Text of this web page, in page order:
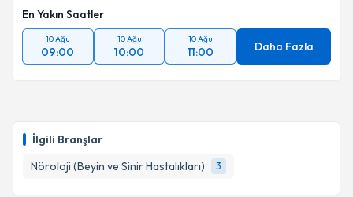
İlgili Branşlar
Nöroloji (Beyin ve Sinir Hastalıkları)
3
kapsamda işlenmesini kabul ediyorum.
Takvim Talebini Gönder
En Yakın Saatler
10 Ağu
09:00
10 Ağu
10:00
10 Ağu
11:00 Daha Fazla